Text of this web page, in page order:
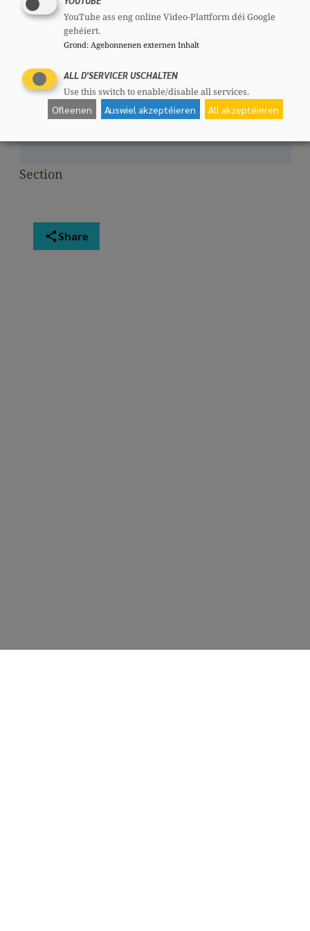
Rumelange
Schifflange
Section
Share
YouTube ass eng online Video-Plattform déi Google
gehéiert.
Grond: Agebonnenen externen Inhalt
ALL D'SERVICER USCHALTEN
Use this switch to enable/disable all services.
Ofleenen Auswiel akzeptéieren All akzeptéieren